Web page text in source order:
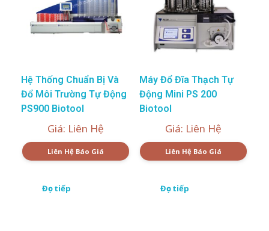
Hệ Thống Chuẩn Bị Và
Đổ Môi Trường Tự Động
PS900 Biotool
Giá: Liên Hệ
Liên Hệ Báo Giá
Đọc tiếp
Máy Đổ Đĩa Thạch Tự
Động Mini PS 200
Biotool
Giá: Liên Hệ
Liên Hệ Báo Giá
Đọc tiếp